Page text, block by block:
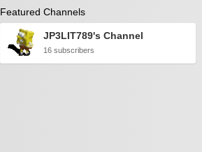
Featured Channels
JP3LIT789's Channel
16 subscribers